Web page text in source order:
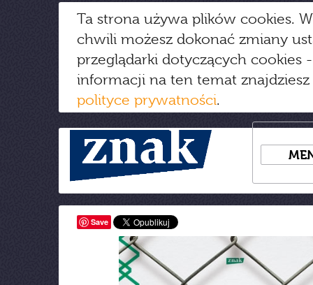
Ta strona używa plików cookies.
chwili możesz dokonać zmiany
przeglądarki dotyczących cookies
informacji na ten temat
polityce prywatności.
Save